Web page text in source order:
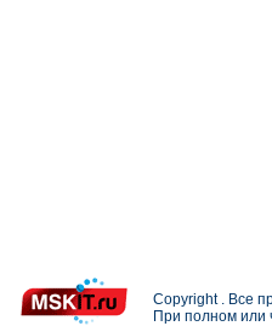
Copyright . Все
При полном или